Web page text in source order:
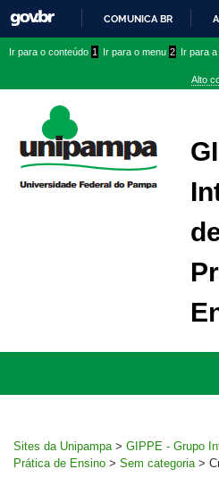
COMUNICA BR
conteúdo
menu
superior
menu
Ir para o conteúdo 1 Ir para o menu 2 Ir para
Alto
Sites da Unipampa > GIPPE - Grupo
Prática de Ensino > Sem categoria >